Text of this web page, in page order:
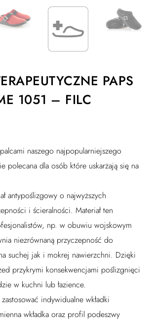
PAPS
1051 – FILC
naszego najpopularniejszego
polecana dla osób które uskarżają się na
antypoślizgowy o najwyższych
i ścieralności. Materiał ten
np. w obuwiu wojskowym
niezrównaną przyczepność do
suchej jak i mokrej nawierzchni. Dzięki
przykrymi konsekwencjami poślizgnięci
w kuchni lub łazience.
indywidualne wkładki
wkładka oraz profil podeszwy